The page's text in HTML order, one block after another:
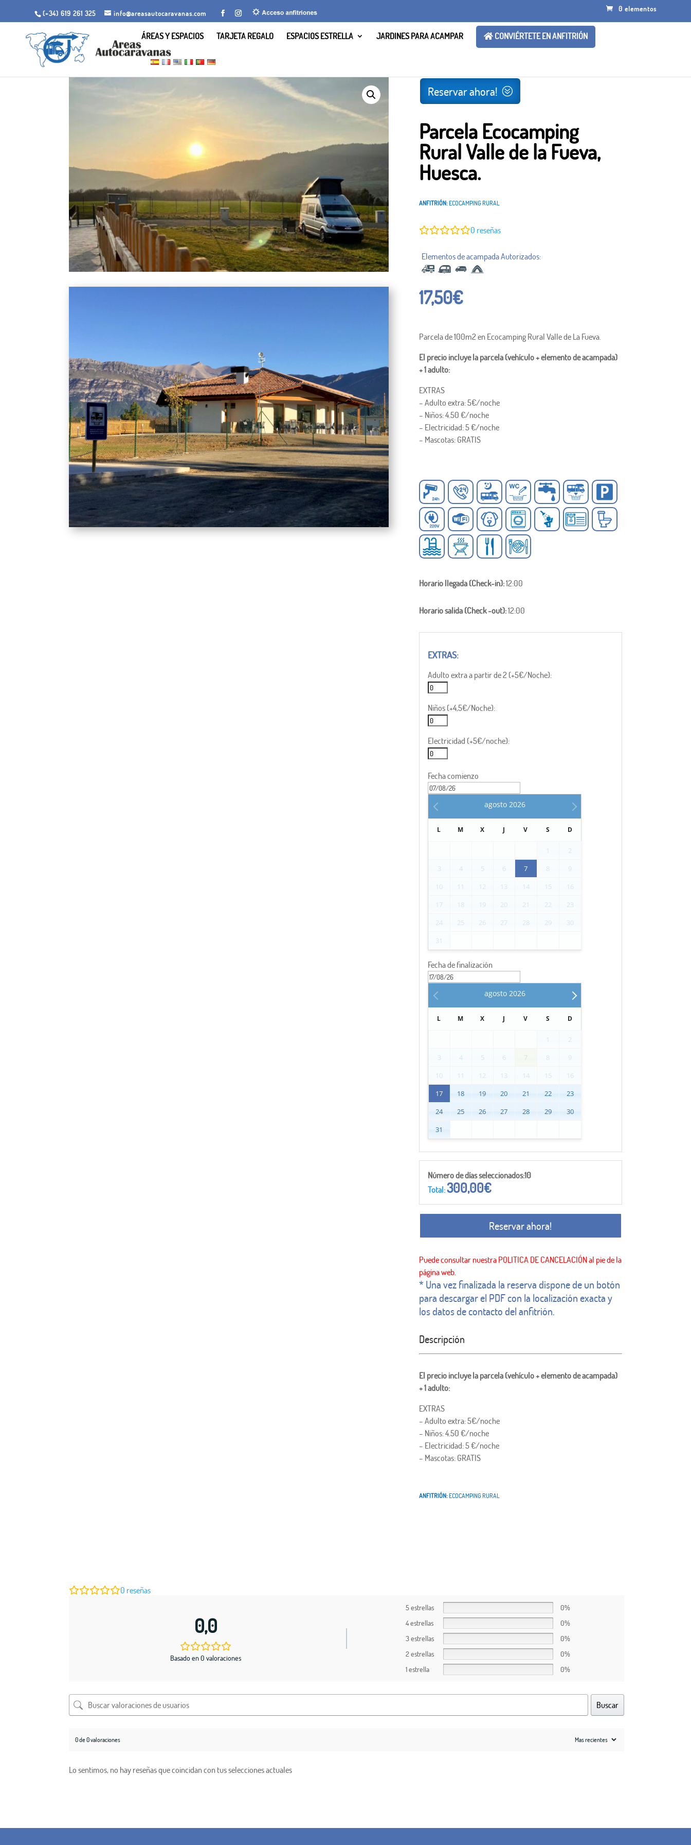
(+34) 619 261 325 info@areasautocaravanas.com
0 elementos
ÁREAS Y ESPACIOS TARJETA REGALO ESPACIOS ESTRELLA JARDINES PARA ACAMPAR
CONVIÉRTETE EN ANFITRIÓN
Inicio
Jardines para acampar/ Parcela Ecocamping Rural Valle de la Fueva, Huesca.
Reservar ahora!
Parcela Ecocamping
Rural Valle de la Fueva,
Huesca.
ANFITRIÓN:ECOCAMPING RURAL
0 reseñas
17,50€
Parcela de 100m2 en Ecocamping Rural Valle de La Fueva.
El precio incluye la parcela (vehículo + elemento de acampada)
+ 1 adulto:
EXTRAS
– Adulto extra: 5€/noche
– Niños: 4.50 €/noche
– Electricidad: 5 €/noche
– Mascotas: GRATIS
Horario llegada (Check-in):12:00
Horario salida (Check -out):12:00
Adulto extra a partir de 2 (+5€/Noche):
Niños (+4,5€/Noche):
Electricidad (+5€/noche):
Fecha comienzo
agosto 2026
L M X J V S D
1
2
3
4 5 6 7 8
9
10
11 12 13 14 15
16
17
18 19 20 21 22
23
24
25 26 27 28 29
30
31
Fecha de finalización
agosto 2026
L M X J V S D
1
2
3
4 5 6 7 8
9
10
11 12 13 14 15
16
17
18 19 20 21 22
23
24
25 26 27 28 29
30
31
Número de días seleccionados:10
Total:300,00€
Reservar ahora!
* Una vez finalizada la reserva dispone de un botón
para descargar el PDF con la localización exacta y
los datos de contacto del anfitrión.
Descripción
El precio incluye la parcela (vehículo + elemento de acampada)
+ 1 adulto:
EXTRAS
– Adulto extra: 5€/noche
– Niños: 4.50 €/noche
– Electricidad: 5 €/noche
– Mascotas: GRATIS
ANFITRIÓN:ECOCAMPING RURAL
0 reseñas
0,0
Basado en 0 valoraciones
5 estrellas
0%
4 estrellas
0%
3 estrellas
0%
2 estrellas
0%
1 estrella
0%
Buscar
0 de 0 valoraciones
Lo sentimos, no hay reseñas que coincidan con tus selecciones actuales